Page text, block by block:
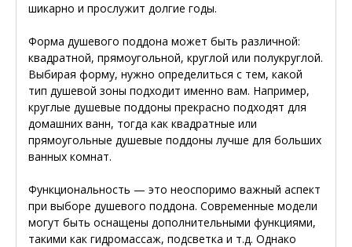
шикарно и прослужит долгие годы.
Форма душевого поддона может быть различной:
квадратной, прямоугольной, круглой или полукруглой.
Выбирая форму, нужно определиться с тем, какой
тип душевой зоны подходит именно вам. Например,
круглые душевые поддоны прекрасно подходят для
домашних ванн, тогда как квадратные или
прямоугольные душевые поддоны лучше для больших
ванных комнат.
Функциональность — это неоспоримо важный аспект
при выборе душевого поддона. Современные модели
могут быть оснащены дополнительными функциями,
такими как гидромассаж, подсветка и т.д. Однако